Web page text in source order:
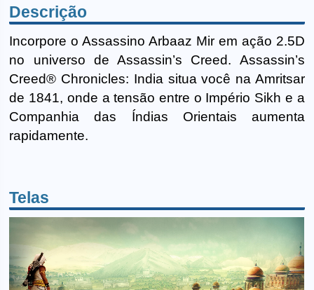
Descrição
Incorpore o Assassino Arbaaz Mir em ação 2.5D
no universo de Assassin’s Creed. Assassin’s
Creed® Chronicles: India situa você na Amritsar
de 1841, onde a tensão entre o Império Sikh e a
Companhia das Índias Orientais aumenta
rapidamente.
Telas